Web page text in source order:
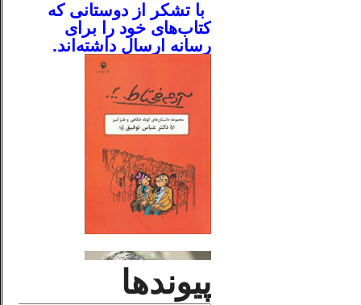
با تشکر از دوستانی که
کتاب‌های خود را برای
رسانه ارسال داشته‌اند.
پیوندها